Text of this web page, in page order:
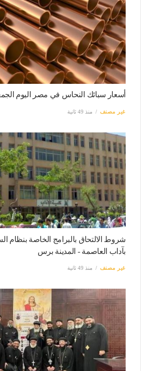
أسعار سبائك النحاس في مصر اليوم
غير مصنف منذ 49 ثانية
شروط الالتحاق بالبرامج الخاصة بنظام
بآداب العاصمة - المدينة برس
غير مصنف منذ 49 ثانية